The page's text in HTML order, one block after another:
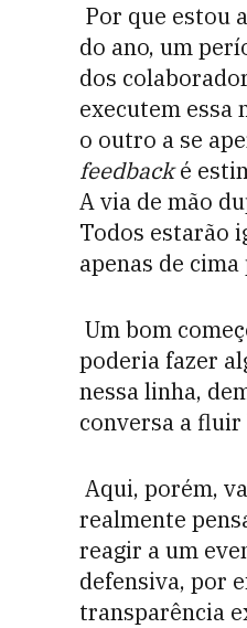
Por que estou
do ano, um
dos
executem essa
o outro a se
feedbacké
A via de mão
Todos estarão
apenas de
Um bom
poderia fazer
nessa linha,
conversa a
Aqui, porém,
realmente
reagir a um
defensiva, por
transparência